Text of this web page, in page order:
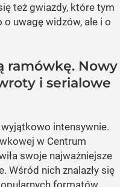
też gwiazdy, które tym
uwagę widzów, ale i o
ramówkę. Nowy
i serialowe
intensywnie.
w Centrum
swoje najważniejsze
Wśród nich znalazły się
formatów,